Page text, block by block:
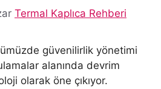
Termal Kaplıca Rehberi
güvenilirlik yönetimi
alanında devrim
olarak öne çıkıyor.